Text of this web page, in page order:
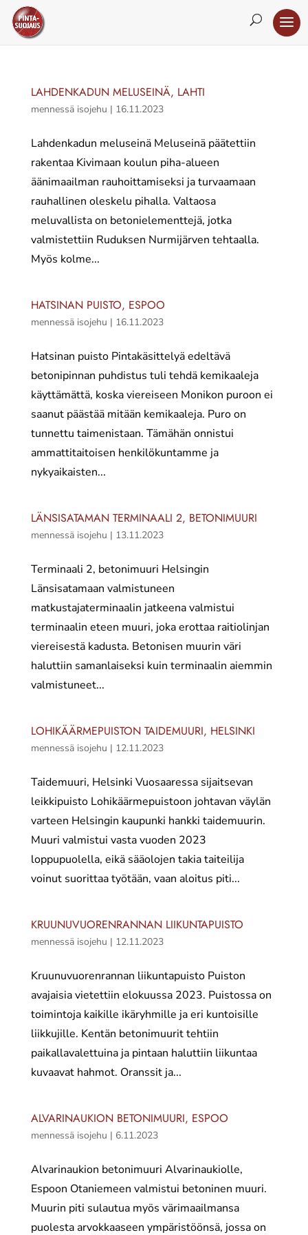
LAHDENKADUN MELUSEINÄ, LAHTI
mennessä isojehu | 16.11.2023
Lahdenkadun meluseinä Meluseinä päätettiin
rakentaa Kivimaan koulun piha-alueen
äänimaailman rauhoittamiseksi ja turvaamaan
rauhallinen oleskelu pihalla. Valtaosa
meluvallista on betonielementtejä, jotka
valmistettiin Ruduksen Nurmijärven tehtaalla.
Myös kolme...
HATSINAN PUISTO, ESPOO
mennessä isojehu | 16.11.2023
Hatsinan puisto Pintakäsittelyä edeltävä
betonipinnan puhdistus tuli tehdä kemikaaleja
käyttämättä, koska viereiseen Monikon puroon ei
saanut päästää mitään kemikaaleja. Puro on
tunnettu taimenistaan. Tämähän onnistui
ammattitaitoisen henkilökuntamme ja
nykyaikaisten...
LÄNSISATAMAN TERMINAALI 2, BETONIMUURI
mennessä isojehu | 13.11.2023
Terminaali 2, betonimuuri Helsingin
Länsisatamaan valmistuneen
matkustajaterminaalin jatkeena valmistui
terminaalin eteen muuri, joka erottaa raitiolinjan
viereisestä kadusta. Betonisen muurin väri
haluttiin samanlaiseksi kuin terminaalin aiemmin
valmistuneet...
LOHIKÄÄRMEPUISTON TAIDEMUURI, HELSINKI
mennessä isojehu | 12.11.2023
Taidemuuri, Helsinki Vuosaaressa sijaitsevan
leikkipuisto Lohikäärmepuistoon johtavan väylän
varteen Helsingin kaupunki hankki taidemuurin.
Muuri valmistui vasta vuoden 2023
loppupuolella, eikä sääolojen takia taiteilija
voinut suorittaa työtään, vaan aloitus piti...
KRUUNUVUORENRANNAN LIIKUNTAPUISTO
mennessä isojehu | 12.11.2023
Kruunuvuorenrannan liikuntapuisto Puiston
avajaisia vietettiin elokuussa 2023. Puistossa on
toimintoja kaikille ikäryhmille ja eri kuntoisille
liikkujille. Kentän betonimuurit tehtiin
paikallavalettuina ja pintaan haluttiin liikuntaa
kuvaavat hahmot. Oranssit ja...
ALVARINAUKION BETONIMUURI, ESPOO
mennessä isojehu | 6.11.2023
Alvarinaukion betonimuuri Alvarinaukiolle,
Espoon Otaniemeen valmistui betoninen muuri.
Muurin piti sulautua myös värimaailmansa
puolesta arvokkaaseen ympäristöönsä, jossa on